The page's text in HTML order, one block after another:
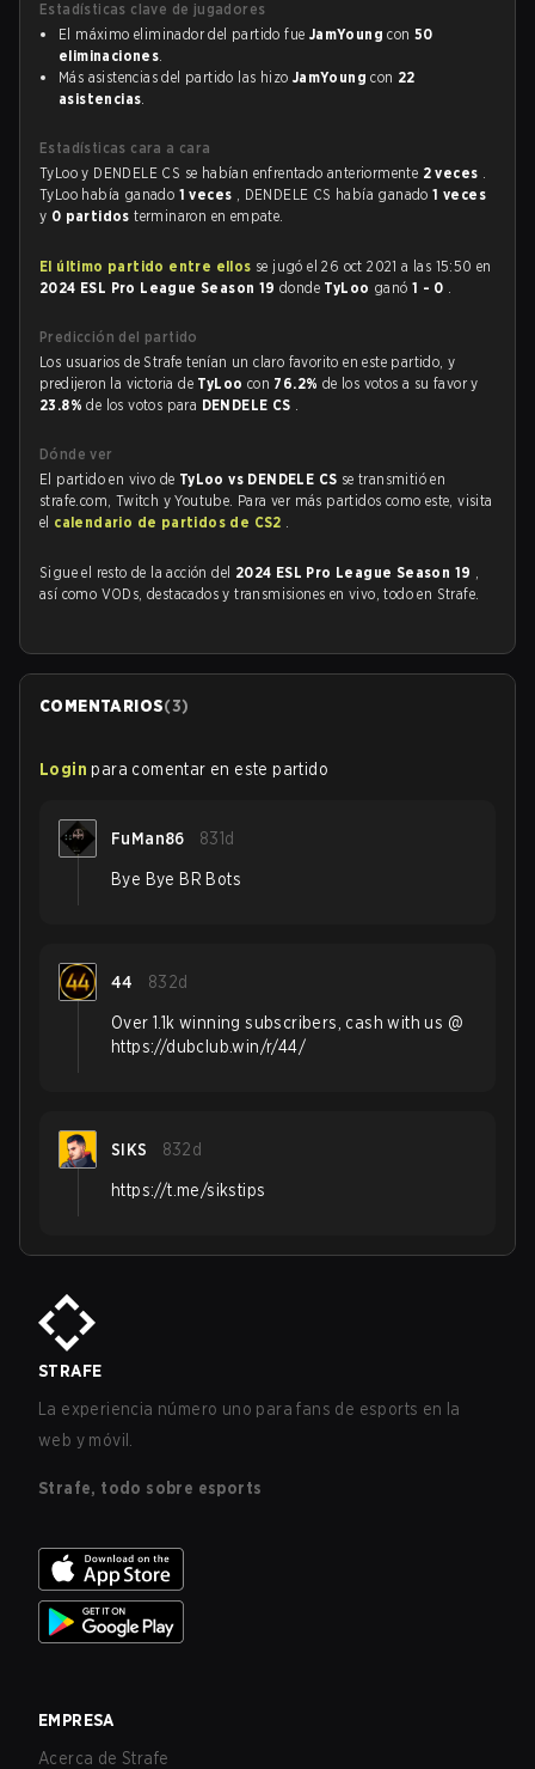
Estadísticas clave de jugadores
El máximo eliminador del partido fue JamYoung con50
eliminaciones.
Más asistencias del partido las hizo JamYoung con 22
asistencias.
Estadísticas cara a cara
TyLoo y DENDELE CS se habían enfrentado anteriormente 2 veces .
TyLoo había ganado 1 veces , DENDELE CS había ganado1 veces
y 0 partidosterminaron en empate.
El último partido entre ellos se jugó el 26 oct 2021 a las 15:50 en
2024 ESL Pro League Season 19 donde TyLoo ganó 1 - 0 .
Predicción del partido
Los usuarios de Strafe tenían un claro favorito en este partido, y
predijeron la victoria de TyLoo con 76.2% de los votos a su favor y
23.8%de los votos para DENDELE CS .
Dónde ver
El partido en vivo de TyLoo vs DENDELE CS se transmitió en
strafe.com, Twitch y Youtube. Para ver más partidos como este, visita
el calendario de partidos de CS2 .
Sigue el resto de la acción del 2024 ESL Pro League Season 19 ,
así como VODs, destacados y transmisiones en vivo, todo en Strafe.
COMENTARIOS(3)
Login para comentar en este partido
FuMan86 831d
Bye Bye BR Bots
44 832d
Over 1.1k winning subscribers, cash with us @
https://dubclub.win/r/44/
SIKS 832d
https://t.me/sikstips
STRAFE
La experiencia número uno para fans de esports en la
web y móvil.
Strafe, todo sobre esports
EMPRESA
Acerca de Strafe